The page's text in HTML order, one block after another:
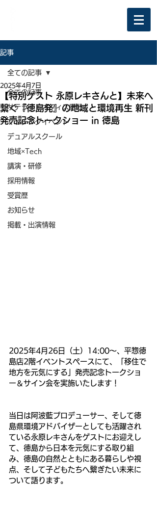
記事
全ての記事
サテライトオフィス誘致
マッチングイベント
デュアルスクール
地域×Tech
講演・研修
採用情報
受賞歴
お知らせ
掲載・出演情報
全ての記事
【特別ゲスト 永原レキさんと】未来へ
繋ぐ『徳島発』の地域と環境再生 新刊
発売記念トークショー in 徳島
2025年4月7日
2025年4月26日（土）14:00～、平惣徳
島店2階イベントスペースにて、「移住で
地方を元気にする」発売記念トークショ
ー＆サイン会を実施いたします！
当日は阿波藍プロデューサー、そして徳
島県環境アドバイザーとしても活躍され
ている永原レキさんをゲストにお迎えし
て、徳島から日本を元気にする取り組
み、徳島の自然とともにある暮らしや視
点、そして子どもたちへ繋ぎたい未来に
ついて語ります。